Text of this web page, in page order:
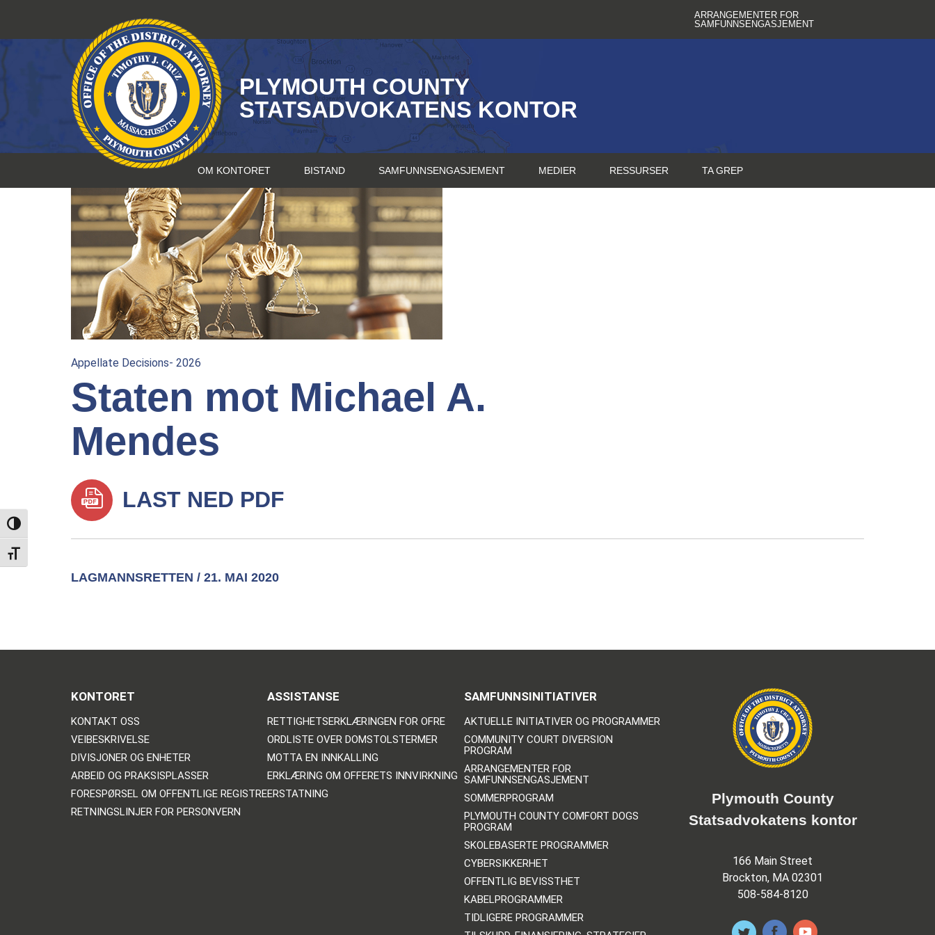
TOGGLE HIGH CONTRAST
TOGGLE FONT SIZE
innhold
ARRANGEMENTER FOR
SAMFUNNSENGASJEMENT
PLYMOUTH COUNTY
STATSADVOKATENS KONTOR
OM KONTORET BISTAND SAMFUNNSENGASJEMENT MEDIER RESSURSER TA GREP
Appellate Decisions- 2026
Staten mot Michael A.
Mendes
LAST NED PDF
LAGMANNSRETTEN / 21. MAI 2020
KONTORET
KONTAKT OSS
VEIBESKRIVELSE
DIVISJONER OG ENHETER
ARBEID OG PRAKSISPLASSER
FORESPØRSEL OM OFFENTLIGE REGISTRE
RETNINGSLINJER FOR PERSONVERN
ASSISTANSE
RETTIGHETSERKLÆRINGEN FOR OFRE
ORDLISTE OVER DOMSTOLSTERMER
MOTTA EN INNKALLING
ERKLÆRING OM OFFERETS INNVIRKNING
ERSTATNING
SAMFUNNSINITIATIVER
AKTUELLE INITIATIVER OG PROGRAMMER
COMMUNITY COURT DIVERSION
PROGRAM
ARRANGEMENTER FOR
SAMFUNNSENGASJEMENT
SOMMERPROGRAM
PLYMOUTH COUNTY COMFORT DOGS
PROGRAM
SKOLEBASERTE PROGRAMMER
CYBERSIKKERHET
OFFENTLIG BEVISSTHET
KABELPROGRAMMER
TIDLIGERE PROGRAMMER
Plymouth County
Statsadvokatens kontor
166 Main Street
Brockton, MA 02301
508-584-8120